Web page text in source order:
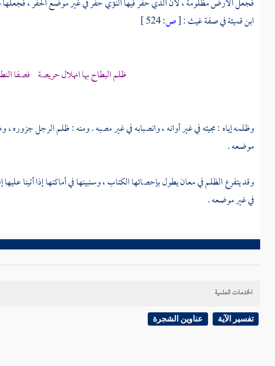
فجعل الأرض مظلومة ، لأن الذي حفر فيها النؤي حفر في غير موضع الحفر ،
ابن قميئةفي صفة غيث :[ص:
ظلم البطاح بها انهلال حريصة فصفا
وظلمه إياه : مجيئه في غير أوانه ، وانصبابه في غير مصبه . ومنه : ظلم الرجل
موضعه .
وقد يتفرع الظلم في معان يطول بإحصائها الكتاب ، وسنبينها في أماكنها إذا أتينا
في غير موضعه .
الخدمات العلمية
تفسير الآية عناوين الشجرة